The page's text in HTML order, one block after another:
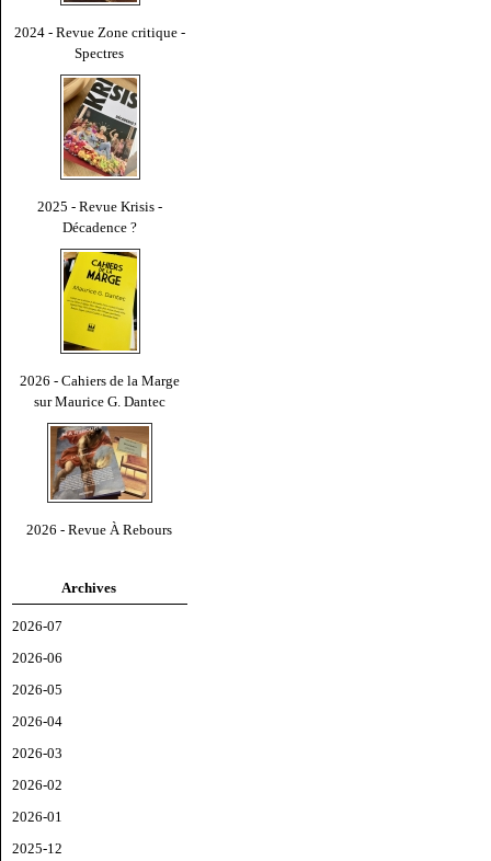
2024 - Revue Zone critique -
Spectres
2025 - Revue Krisis -
Décadence ?
2026 - Cahiers de la Marge
sur Maurice G. Dantec
2026 - Revue À Rebours
Archives
2026-07
2026-06
2026-05
2026-04
2026-03
2026-02
2026-01
2025-12